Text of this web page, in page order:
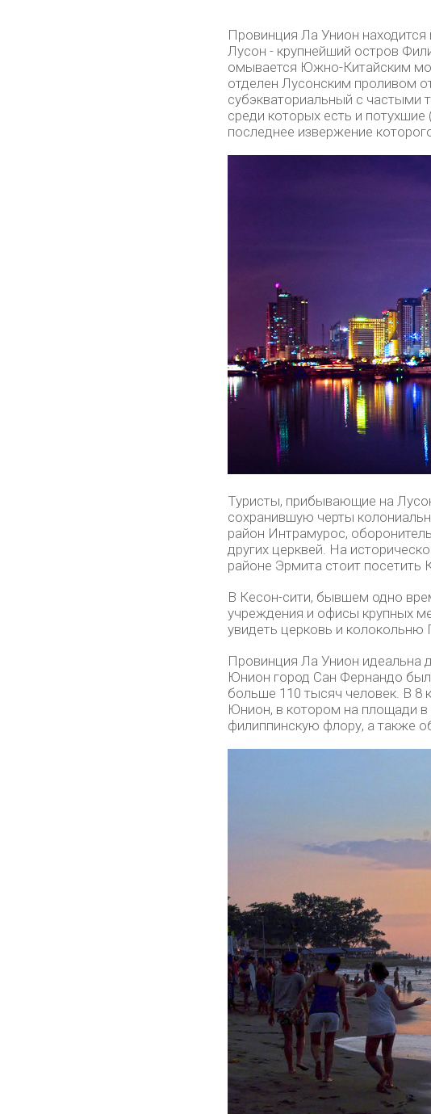
Провинция Ла Унион
Лусон - крупнейший остров
омывается Южно-Китайским
отделен Лусонским проливом
субэкваториальный с частыми
среди которых есть и
последнее извержение
Туристы, прибывающие на
сохранившую черты
район Интрамурос,
других церквей. На
районе Эрмита стоит посетить
В Кесон-сити, бывшем одно
учреждения и офисы крупных
увидеть церковь и
Провинция Ла Унион идеальна
Юнион город Сан Фернандо был
больше 110 тысяч человек. В 8
Юнион, в котором на площади в
филиппинскую флору, а также